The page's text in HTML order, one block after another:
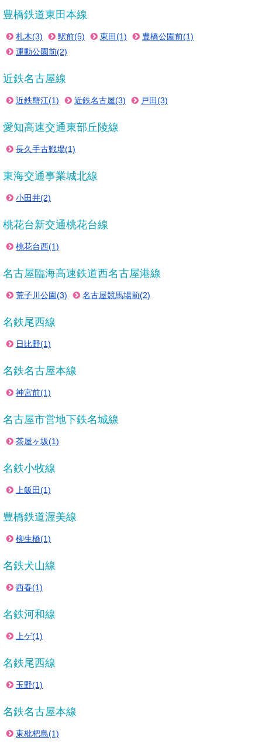
豊橋鉄道東田本線
札木(3) 駅前(5) 東田(1)
豊橋公園前(1)
運動公園前(2)
近鉄名古屋線
近鉄蟹江(1) 近鉄名古屋(3) 戸田(3)
愛知高速交通東部丘陵線
長久手古戦場(1)
東海交通事業城北線
小田井(2)
桃花台新交通桃花台線
桃花台西(1)
名古屋臨海高速鉄道西名古屋港線
荒子川公園(3) 名古屋競馬場前(2)
名鉄尾西線
日比野(1)
名鉄名古屋本線
神宮前(1)
名古屋市営地下鉄名城線
茶屋ヶ坂(1)
名鉄小牧線
上飯田(1)
豊橋鉄道渥美線
柳生橋(1)
名鉄犬山線
西春(1)
名鉄河和線
上ゲ(1)
名鉄尾西線
玉野(1)
名鉄名古屋本線
東枇杷島(1)